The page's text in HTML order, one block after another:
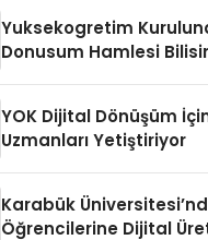
Yuksekogretim
Donusum Hamlesi
YOK Dijital Dönüşüm
Uzmanları Yetiştiriyor
Karabük
Öğrencilerine Dijital